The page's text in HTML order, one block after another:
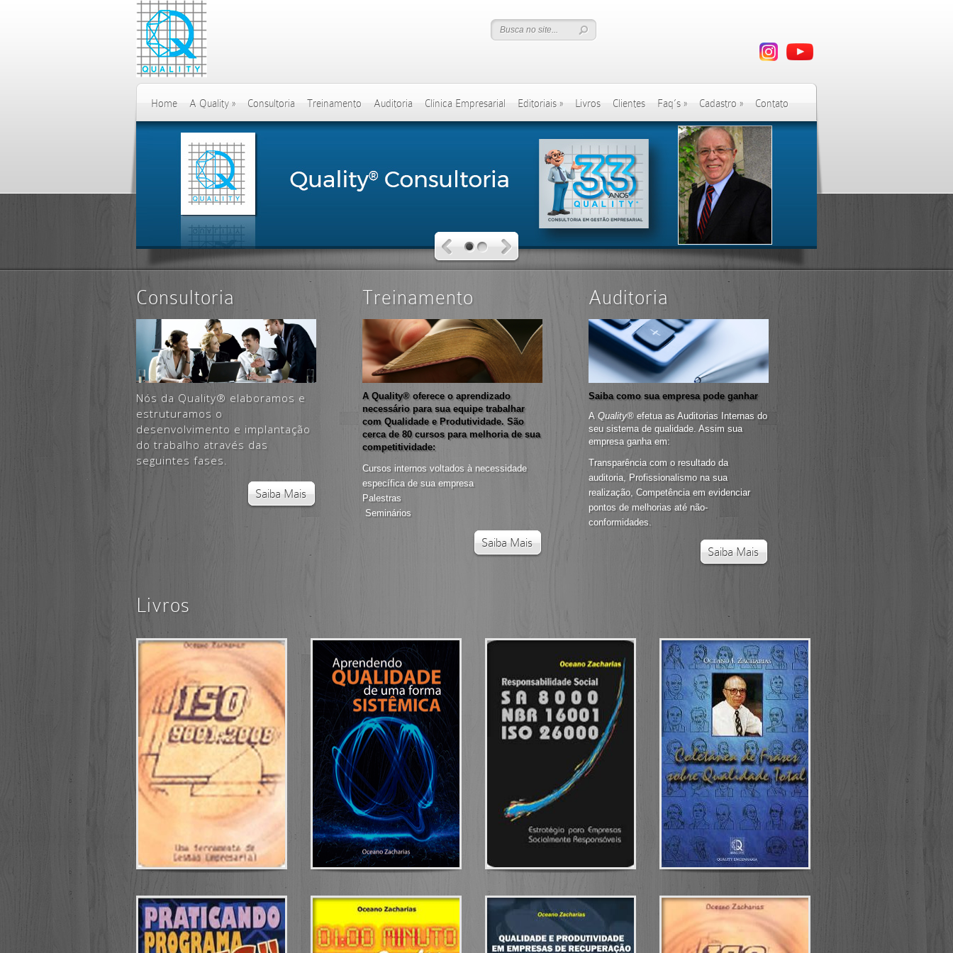
Home A Quality » Consultoria Treinamento Auditoria Clínica Empresarial Editoriais » Livros Clientes Faq’s » Cadastro » Contato
Consultoria
Nós da Quality® elaboramos e
estruturamos o
desenvolvimento e implantação
do trabalho através das
seguintes fases.
Saiba Mais
Treinamento
A Quality® oferece o aprendizado
necessário para sua equipe trabalhar
com Qualidade e Produtividade. São
cerca de 80 cursos para melhoria de sua
competitividade:
Cursos internos voltados à necessidade
específica de sua empresa
Palestras
Seminários
Saiba Mais
Auditoria
Saiba como sua empresa pode ganhar
A Quality® efetua as Auditorias Internas do
seu sistema de qualidade. Assim sua
empresa ganha em:
Transparência com o resultado da
auditoria, Profissionalismo na sua
realização, Competência em evidenciar
pontos de melhorias até não-
conformidades.
Saiba Mais
Livros